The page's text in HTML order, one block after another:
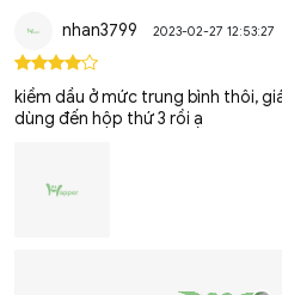
nhan3799 2023-02-27 12:53:27
kiềm dầu ở mức trung bình thôi,
dùng đến hộp thứ 3 rồi ạ